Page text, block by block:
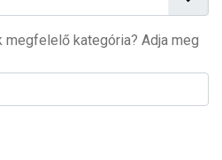
kategória? Adja meg